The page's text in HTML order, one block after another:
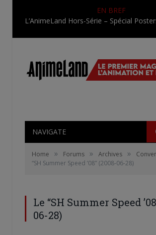
EN BREF
NAVIGATE
Home » Forums » Archives »
“SH Summer Speed ’08” (2008-06-28)
Le “SH Summer Speed
06-28)